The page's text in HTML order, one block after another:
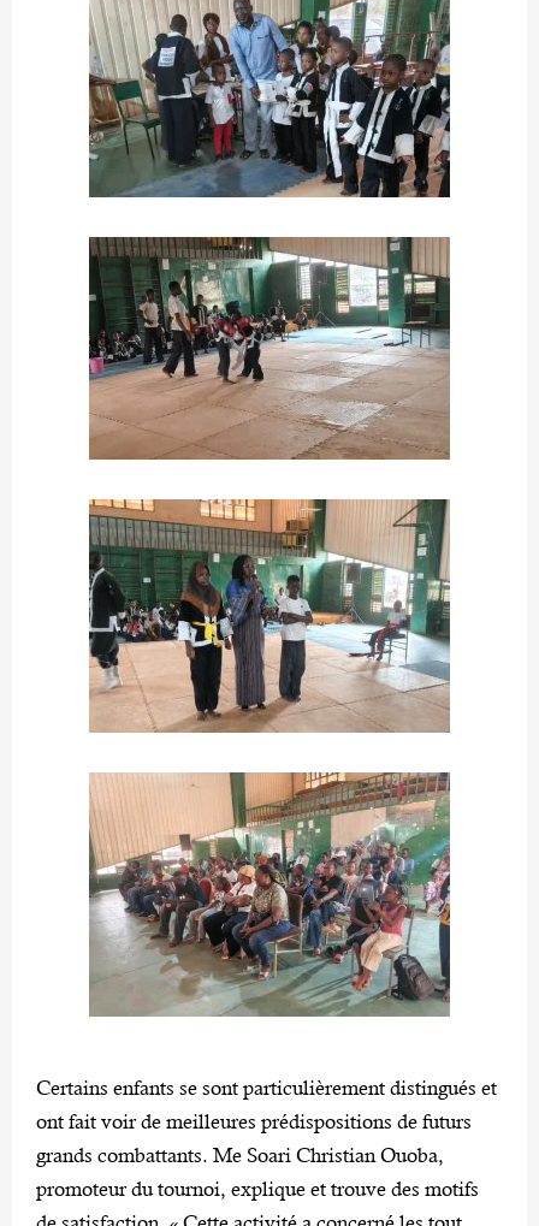
Certains enfants se sont particulièrement distingués et
ont fait voir de meilleures prédispositions de futurs
grands combattants. Me Soari Christian Ouoba,
promoteur du tournoi, explique et trouve des motifs